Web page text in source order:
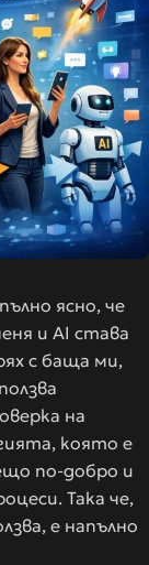
ясно, че
и AI става
с баща ми,
на
която е
по-добро и
Така че,
е напълно